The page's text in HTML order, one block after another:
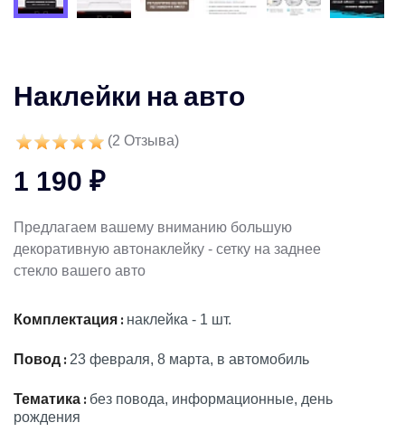
Наклейки на авто
(2 Отзыва)
1 190 ₽
Предлагаем вашему вниманию большую
декоративную автонаклейку - сетку на заднее
стекло вашего авто
Комплектация : наклейка - 1 шт.
Повод : 23 февраля, 8 марта, в автомобиль
Тематика : без повода, информационные, день
рождения